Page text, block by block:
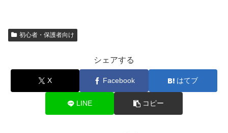
初心者・保護者向け
シェアする
X Facebook はてブ
LINE コピー